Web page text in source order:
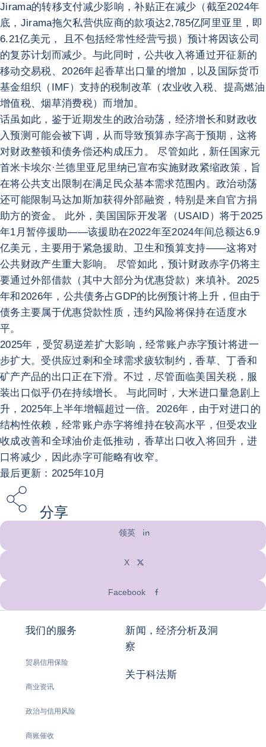
Jirama的转移支付减少影响，补贴正在减少（截至2024年
底，Jirama拖欠私营供应商的款项达2,785亿阿里亚里，即
6.21亿美元， 且不包括经常性经营亏损）预计将因该公司
的复苏计划而减少。与此同时，公共收入将通过开征新的
移动交易税、2026年起香草出口量的增加，以及国际货币
基金组织（IMF）支持的税制改革（农业收入税、提高燃油
增值税、烟草消费税）而增加。
话虽如此，鉴于近期发生的政治动荡，经济增长和财政收
入预测可能会被下调，从而导致预算赤字高于预期，这将
对财政整顿和债务偿还构成压力。 尽管如此，新任国家元
首米卡埃尔·兰德里亚尼里纳已宣布实施财政紧缩政策，旨
在将公共支出限制在满足民众基本需求范围内。政治动荡
还可能限制马达加斯加获得外部融资，特别是来自官方捐
助方的资金。 此外，美国国际开发署（USAID）将于2025
年1月暂停援助——该援助在2022年至2024年间总额达6.9
亿美元，主要用于紧急援助、卫生和预算支持——这将对
公共财政产生重大影响。 尽管如此，预计财政赤字仍将主
要通过外部借款（其中大部分为优惠贷款）来填补。2025
年和2026年，公共债务占GDP的比例预计将上升，但由于
债务主要属于优惠贷款性质，违约风险将保持在适度水
平。
2025年，受贸易逆差扩大影响，经常账户赤字预计将进一
步扩大。受供应过剩和全球需求疲软制约，香草、丁香和
矿产产品的出口正在下滑。不过，尽管面临美国关税，服
装出口似乎仍在持续增长。 与此同时，大米进口量急剧上
升，2025年上半年增幅超过一倍。2026年，由于对进口的
结构性依赖，经常账户赤字将维持在较高水平，但受农业
收成改善和全球油价走低推动，香草出口收入将回升，进
口将减少，因此赤字可能略有收窄。
最后更新：2025年10月
分享
领英
X
Facebook
我们的服务
贸易信用保险
商业资讯
政治与信用风险
商账催收
新闻，经济分析及洞
察
关于科法斯